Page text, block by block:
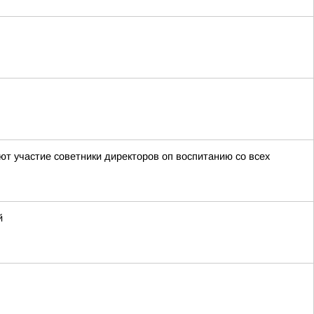
участие советники директоров оп воспитанию со всех